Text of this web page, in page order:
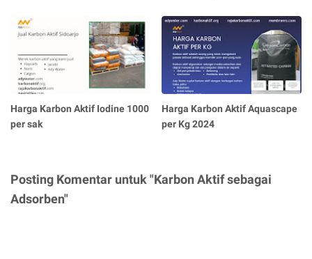
Harga Karbon Aktif Iodine 1000
per sak
Harga Karbon Aktif Aquascape
per Kg 2024
Posting Komentar untuk "Karbon Aktif sebagai
Adsorben"